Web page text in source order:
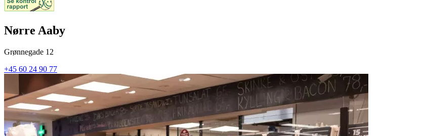
Nørre Aaby
Grønnegade 12
+45 60 24 90 77